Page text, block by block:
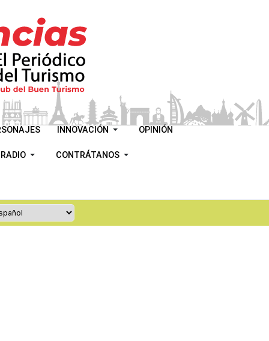
INNOVACIÓN OPINIÓN
CONTRÁTANOS